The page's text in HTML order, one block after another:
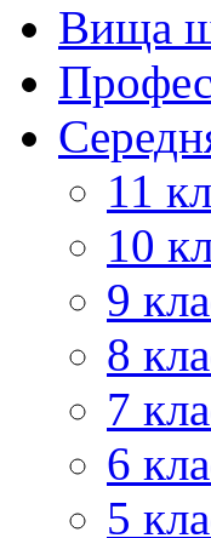
Вища
11
10
9
8
7
6
5